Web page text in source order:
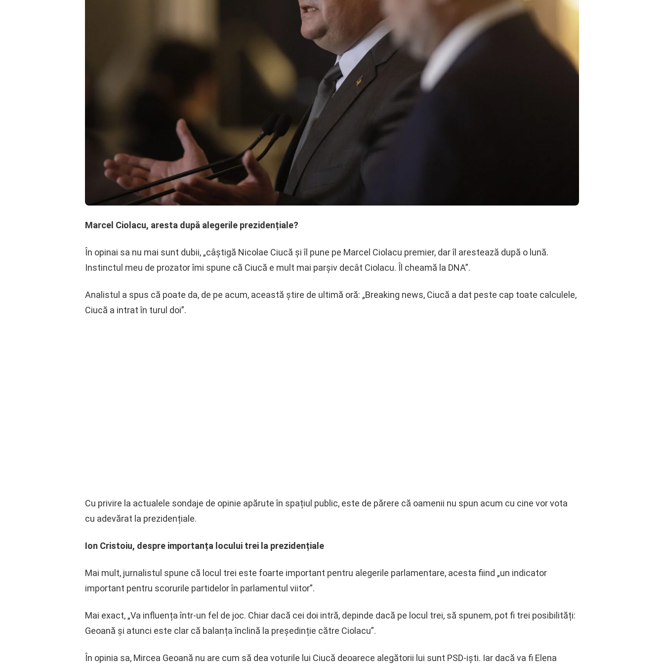
Marcel Ciolacu, aresta după alegerile prezidențiale?
În opinai sa nu mai sunt dubii, „câștigă Nicolae Ciucă și îl pune pe Marcel Ciolacu premier, dar îl arestează după o lună.
Instinctul meu de prozator îmi spune că Ciucă e mult mai parșiv decât Ciolacu. Îl cheamă la DNA”.
Analistul a spus că poate da, de pe acum, această știre de ultimă oră: „Breaking news, Ciucă a dat peste cap toate calculele,
Ciucă a intrat în turul doi”.
Cu privire la actualele sondaje de opinie apărute în spațiul public, este de părere că oamenii nu spun acum cu cine vor vota
cu adevărat la prezidențiale.
Ion Cristoiu, despre importanța locului trei la prezidențiale
Mai mult, jurnalistul spune că locul trei este foarte important pentru alegerile parlamentare, acesta fiind „un indicator
important pentru scorurile partidelor în parlamentul viitor”.
Mai exact, „Va influența într-un fel de joc. Chiar dacă cei doi intră, depinde dacă pe locul trei, să spunem, pot fi trei posibilități:
Geoană și atunci este clar că balanța înclină la președinție către Ciolacu”.
În opinia sa, Mircea Geoană nu are cum să dea voturile lui Ciucă deoarece alegătorii lui sunt PSD-iști. Iar dacă va fi Elena